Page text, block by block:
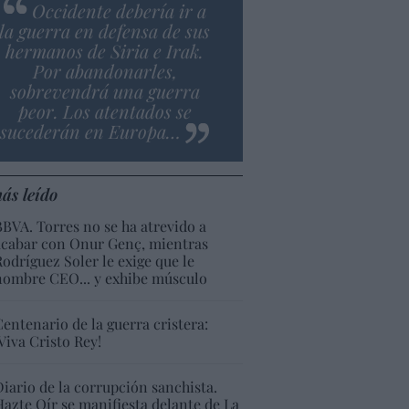
Occidente debería ir a
la guerra en defensa de sus
hermanos de Siria e Irak.
Por abandonarles,
sobrevendrá una guerra
peor. Los atentados se
sucederán en Europa…
leído
Torres no se ha atrevido a
con Onur Genç, mientras
Soler le exige que le
CEO... y exhibe músculo
de la guerra cristera:
Cristo Rey!
de la corrupción sanchista.
Oír se manifiesta delante de La